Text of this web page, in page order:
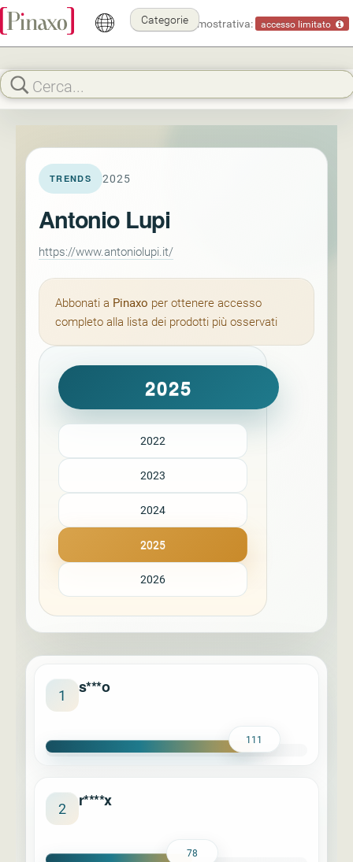
Modalità dimostrativa: accesso limitato
Categorie
TRENDS 2025
Antonio Lupi
https://www.antoniolupi.it/
Abbonati a Pinaxo per ottenere accesso
completo alla lista dei prodotti più osservati
2025
2022
2023
2024
2025
2026
1 s***o
111
2 r****x
78